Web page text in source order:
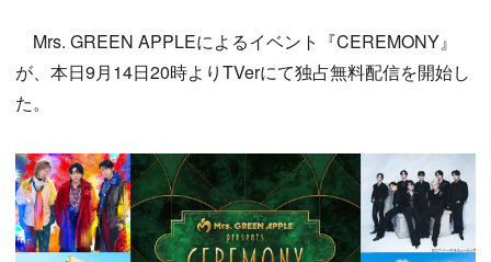
Mrs. GREEN APPLEによるイベント『CEREMONY』
が、本日9月14日20時よりTVerにて独占無料配信を開始し
た。